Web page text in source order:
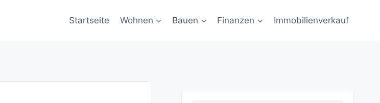
Startseite Wohnen Bauen Finanzen Immobilienverkauf